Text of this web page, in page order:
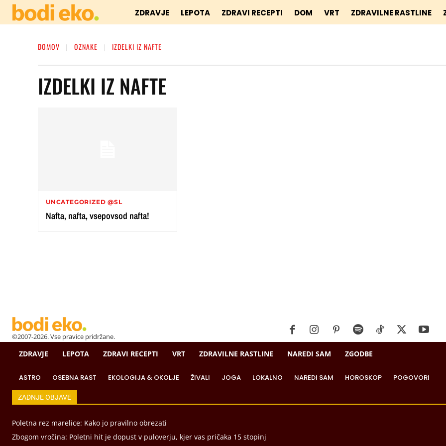
ZDRAVJE LEPOTA ZDRAVI RECEPTI DOM VRT ZDRAVILNE RASTLINE
DOMOV OZNAKE IZDELKI IZ NAFTE
IZDELKI IZ NAFTE
UNCATEGORIZED @SL
Nafta, nafta, vsepovsod nafta!
©2007-2026. Vse pravice pridržane.
ZDRAVJE LEPOTA ZDRAVI RECEPTI VRT ZDRAVILNE RASTLINE NAREDI SAM ZGODBE
ASTRO OSEBNA RAST EKOLOGIJA & OKOLJE ŽIVALI JOGA LOKALNO NAREDI SAM HOROSKOP POGOVORI
ZADNJE OBJAVE
Poletna rez marelice: Kako jo pravilno obrezati
Zbogom vročina: Poletni hit je dopust v puloverju, kjer vas pričaka 15 stopinj